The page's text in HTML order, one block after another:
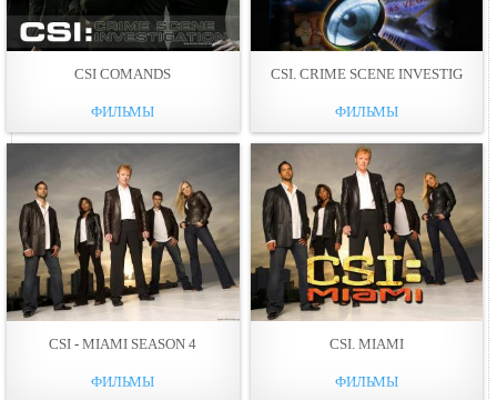
CSI COMANDS
ФИЛЬМЫ
CSI. CRIME SCENE INVESTIG
ФИЛЬМЫ
CSI - MIAMI SEASON 4
ФИЛЬМЫ
CSI. MIAMI
ФИЛЬМЫ